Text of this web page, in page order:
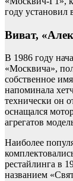
году установил
Виват,
В 1986 году
«Москвича»,
собственное
напоминала
технически он
оснащался
агрегатов
Наиболее
рестайлинга в
названием